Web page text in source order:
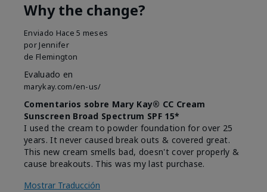
Why the change?
Enviado Hace 5 meses
por Jennifer
de Flemington
Evaluado en
marykay.com/en-us/
Comentarios sobre Mary Kay® CC Cream
Sunscreen Broad Spectrum SPF 15*
I used the cream to powder foundation for over 25
years. It never caused break outs & covered great.
This new cream smells bad, doesn't cover properly &
cause breakouts. This was my last purchase.
Mostrar Traducción